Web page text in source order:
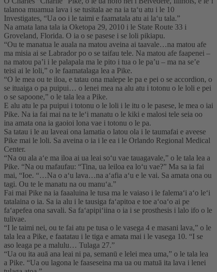
talanoa muamua lava i se tusitala ae na ia taʻu atu i le 10
Investigates, “Ua oo i le taimi e faamatala atu ai laʻu tala.”
Na amata lana tala ia Oketopa 29, 2010 i le State Route 33 i
Groveland, Florida. O ia o se pasese i se loli pikiapu.
“Ou te manatua le auala na matou aveina ai taavale…na matou afe
ma misia ai se Labrador po o se taifau tele. Na matou afe faapenei –
na matou pa’i i le palapala ma le pito i tua o le pa’u – ma na se’e
teisi ai le loli,” o le faamatalaga lea a Pike.
“O le mea ou te iloa, e tatau ona malepe le pa e pei o se accordion, o
se ituaiga o pa puipui… o lenei mea na alu atu i totonu o le loli e pei
o se sapoone,” o le tala lea a Pike.
E alu atu le pa puipui i totonu o le loli i le itu o le pasese, le mea o iai
Pike. Na ia fai mai na te leʻi manatu o le kiki e malosi tele seia oo
ina amata ona ia gaoioi lona vae i totonu o le pa.
Sa tatau i le au laveai ona lamatia o latou ola i le taumafai e aveese
Pike mai le loli. Sa aveina o ia i le ea i le Orlando Regional Medical
Center.
“Na ou ala aʻe ma iloa ai ua leai soʻu vae tauagavale,” o le tala lea a
Pike. “Na ou mafaufau: “Tina, ua leiloa ea loʻu vae?” Ma sa ia fai
mai, “Ioe. “…Na o aʻu lava…na aʻafia aʻu e le vai. Sa amata ona ou
tagi. Ou te le manatu na ou manuʻa.”
Fai mai Pike na ia faaaluina le tusa ma le vaiaso i le falemaʻi aʻo leʻi
tatalaina o ia. Sa ia alu i le tausiga faʻapitoa e toe aʻoaʻo ai pe
faʻapefea ona savali. Sa faʻapipiʻiina o ia i se prosthesis i lalo ifo o le
tulivae.
“I le taimi nei, ou te fai atu pe tusa o le vasega 4 e masani lava,” o le
tala lea a Pike, e faatatau i le tiga e amata mai i le vasega 10. “I se
aso leaga pe a malulu… Tulaga 27.”
“Ua ou ita auā ana leai ni pa, semanū e lelei mea uma,” o le tala lea
a Pike. “Ua ou lagona le faaseseina ma ua ou matuā ita lava i lenei